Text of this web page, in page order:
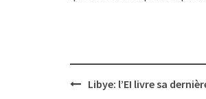
PostLibye: l’EI livre sa